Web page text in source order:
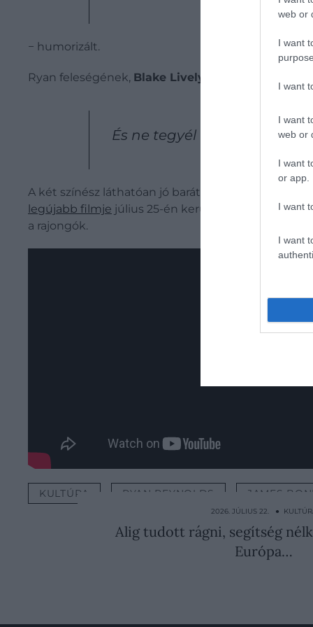
web or
I want
I want
I want
web or
I want
or app.
I want
I want
− humorizált.
Ryan feleségének, Blake Livelynak is volt néhány
És ne tegyél bele jeget. Az a
A két színész láthatóan jó barátok lettek, mióta
legújabb filmje július 25-én kerül a magyar
a rajongók.
KULTÚRA RYAN REYNOLDS JAMES
2026. JÚLIUS 22. ●
Alig tudott rágni, segítség
Európa…